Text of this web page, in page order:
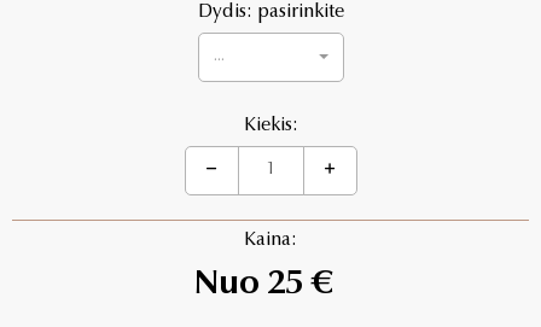
Dydis: pasirinkite
...
Kiekis:
Kaina:
Nuo 25 €